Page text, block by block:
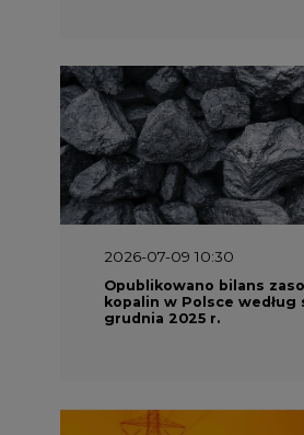
2026-07-09 10:30
Opublikowano bilans
kopalin w Polsce według
grudnia 2025 r.